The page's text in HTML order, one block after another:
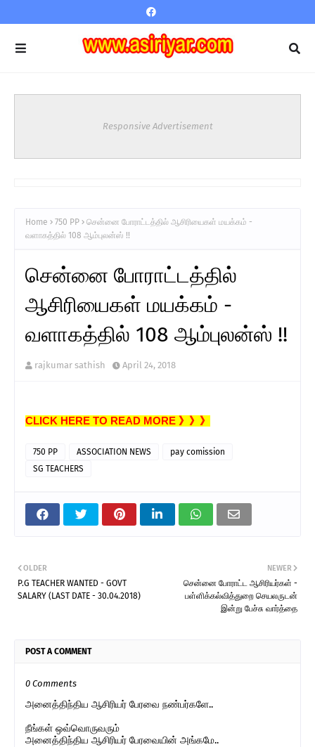
Responsive Advertisement
Home 750 PP
சென்னை போராட்டத்தில் ஆசிரியைகள் மயக்கம் -
வளாகத்தில் 108 ஆம்புலன்ஸ் !!
சென்னை போராட்டத்தில்
ஆசிரியைகள் மயக்கம் -
வளாகத்தில் 108 ஆம்புலன்ஸ் !!
rajkumar sathish April 24, 2018
CLICK HERE TO READ MORE 》》》
750 PP ASSOCIATION NEWS
pay comission
SG TEACHERS
NEWER
சென்னை போராட்ட ஆசிரியர்கள் -
பள்ளிக்கல்வித்துறை செயலருடன்
இன்று பேச்சு வார்த்தை
OLDER
P.G TEACHER WANTED - GOVT
SALARY (LAST DATE - 30.04.2018)
POST A COMMENT
0 Comments
அனைத்திந்திய ஆசிரியர் பேரவை நண்பர்களே..
நீங்கள் ஒவ்வொருவரும்
அனைத்திந்திய ஆசிரியர் பேரவையின் அங்கமே..